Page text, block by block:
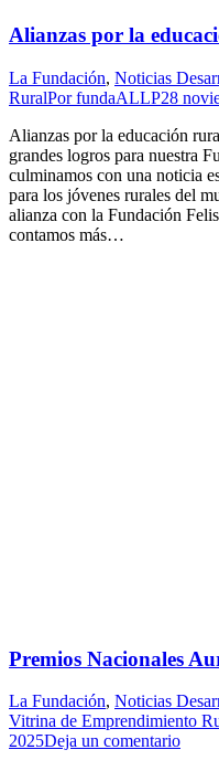
Alianzas por la
La Fundación, Noticias
RuralPorfundaALLP28
Alianzas por la educación
grandes logros para nuestra
culminamos con una noticia
para los jóvenes rurales del
alianza con la Fundación
contamos más…
Premios Nacionales
La Fundación, Noticias
Vitrina de Emprendimiento
2025Deja un comentario